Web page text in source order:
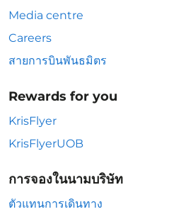
Media centre
Careers
สายการบินพันธมิตร
Rewards for you
KrisFlyer
KrisFlyerUOB
การจองในนามบริษัท
ตัวแทนการเดินทาง